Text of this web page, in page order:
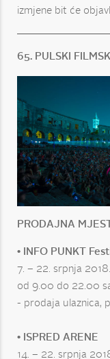
izmjene bit će
65. PULSKI
PRODAJNA
• INFO PUNKT
7. – 22. srpnja 2018.
od 9.00 do 22.00
- prodaja ulaznica,
• ISPRED ARENE
14. – 22. srpnja